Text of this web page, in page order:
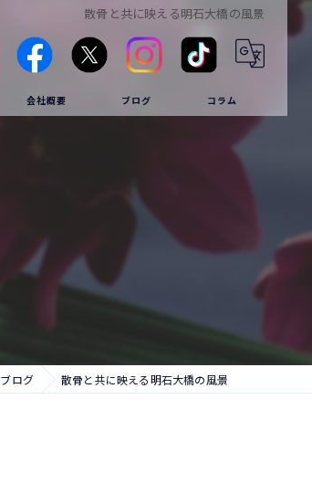
散骨と共に映える明石大橋の風景
会社概要 ブログ コラム
ブログ 散骨と共に映える明石大橋の風景